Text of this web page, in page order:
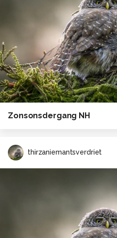
Zonsonsdergang NH
thirzaniemantsverdriet